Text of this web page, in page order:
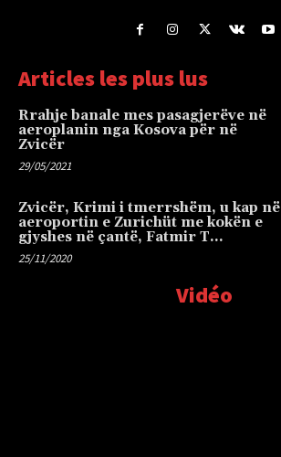
Articles les plus lus
Rrahje banale mes pasagjerëve në
aeroplanin nga Kosova për në
Zvicër
29/05/2021
Zvicër, Krimi i tmerrshëm, u kap në
aeroportin e Zurichüt me kokën e
gjyshes në çantë, Fatmir T…
25/11/2020
Vidéo